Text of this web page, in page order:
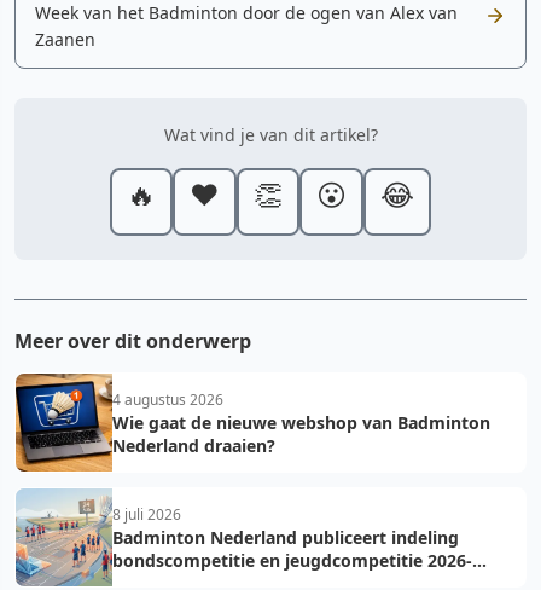
Week van het Badminton door de ogen van Alex van
Zaanen
Wat vind je van dit artikel?
🔥 ❤️ 👏 😮 😂
Meer over dit onderwerp
4 augustus 2026
Wie gaat de nieuwe webshop van Badminton
Nederland draaien?
8 juli 2026
Badminton Nederland publiceert indeling
bondscompetitie en jeugdcompetitie 2026-